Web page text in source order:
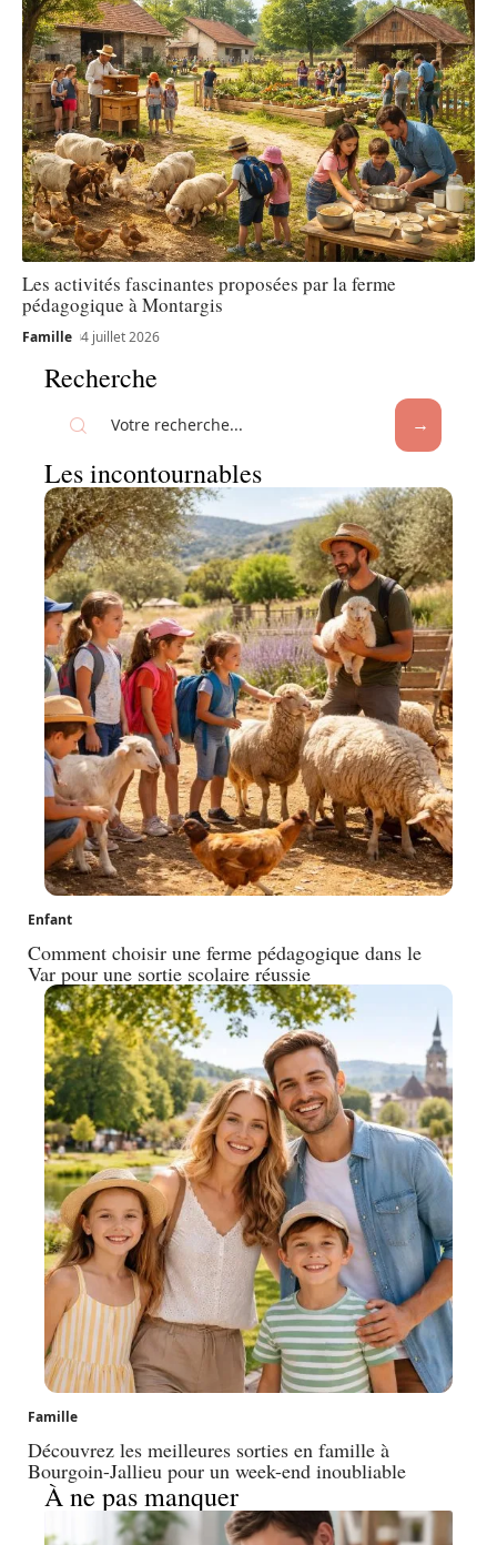
Les activités fascinantes proposées par la ferme
pédagogique à Montargis
Famille 4 juillet 2026
Recherche
Les incontournables
Enfant
Comment choisir une ferme pédagogique dans le
Var pour une sortie scolaire réussie
Famille
Découvrez les meilleures sorties en famille à
Bourgoin-Jallieu pour un week-end inoubliable
À ne pas manquer